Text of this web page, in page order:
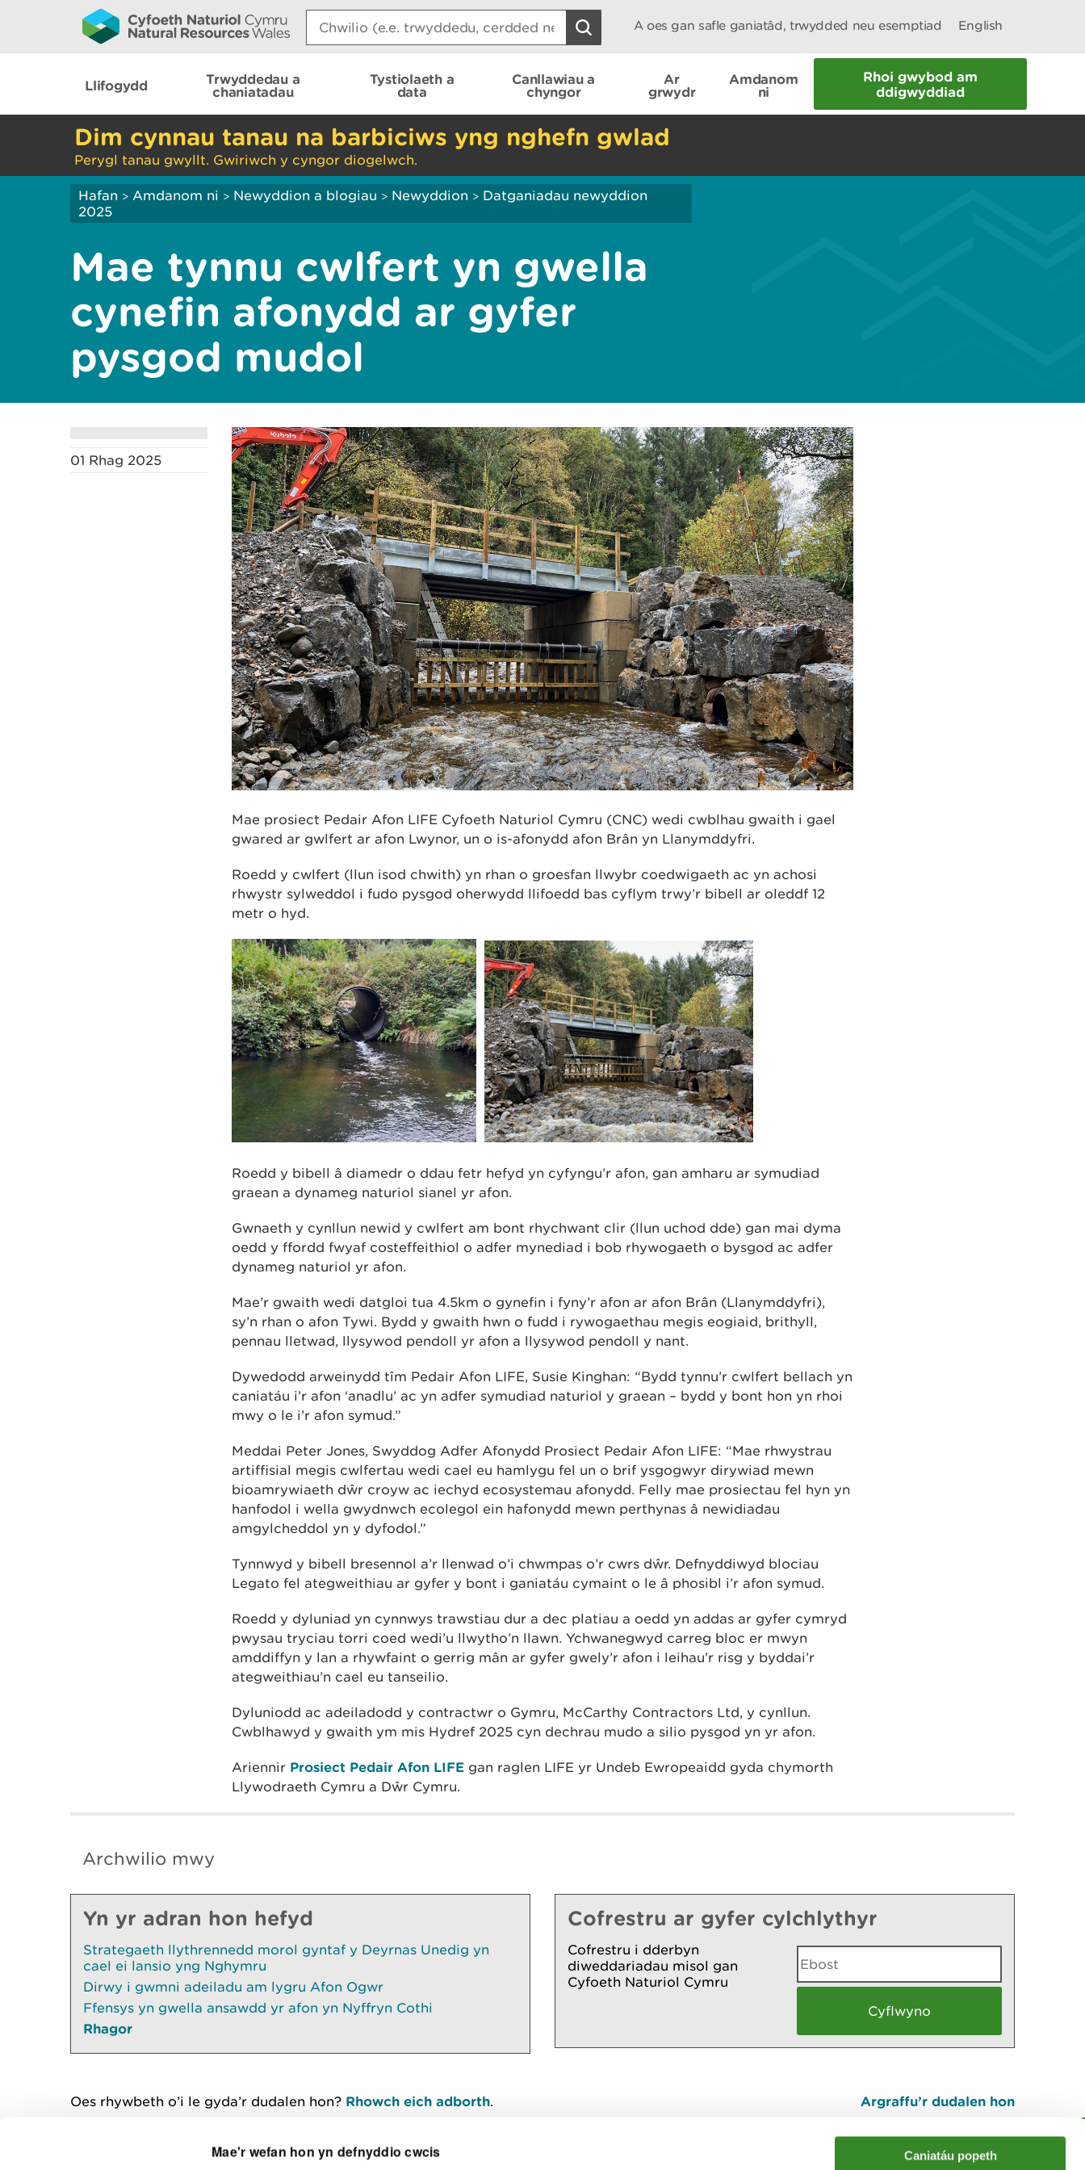
Mae'r wefan hon yn defnyddio cwcis Caniatáu popeth
Search:
A oes gan safle ganiatâd, trwydded neu esemptiad English
Llifogydd
Trwyddedau a
chaniatadau
Tystiolaeth a
data
Canllawiau a
chyngor
Ar
grwydr
Amdanom
ni
Rhoi gwybod am
ddigwyddiad
Dim cynnau tanau na barbiciws yng nghefn gwlad
Perygl tanau gwyllt. Gwiriwch y cyngor diogelwch.
Hafan > Amdanom ni > Newyddion a blogiau > Newyddion > Datganiadau newyddion
2025
Mae tynnu cwlfert yn gwella
cynefin afonydd ar gyfer
pysgod mudol
01 Rhag 2025
Mae prosiect Pedair Afon LIFE Cyfoeth Naturiol Cymru (CNC) wedi cwblhau gwaith i gael
gwared ar gwlfert ar afon Lwynor, un o is-afonydd afon Brân yn Llanymddyfri.
Roedd y cwlfert (llun isod chwith) yn rhan o groesfan llwybr coedwigaeth ac yn achosi
rhwystr sylweddol i fudo pysgod oherwydd llifoedd bas cyflym trwy’r bibell ar oleddf 12
metr o hyd.
Roedd y bibell â diamedr o ddau fetr hefyd yn cyfyngu’r afon, gan amharu ar symudiad
graean a dynameg naturiol sianel yr afon.
Gwnaeth y cynllun newid y cwlfert am bont rhychwant clir (llun uchod dde) gan mai dyma
oedd y ffordd fwyaf costeffeithiol o adfer mynediad i bob rhywogaeth o bysgod ac adfer
dynameg naturiol yr afon.
Mae’r gwaith wedi datgloi tua 4.5km o gynefin i fyny’r afon ar afon Brân (Llanymddyfri),
sy’n rhan o afon Tywi. Bydd y gwaith hwn o fudd i rywogaethau megis eogiaid, brithyll,
pennau lletwad, llysywod pendoll yr afon a llysywod pendoll y nant.
Dywedodd arweinydd tîm Pedair Afon LIFE, Susie Kinghan: “Bydd tynnu’r cwlfert bellach yn
caniatáu i’r afon ‘anadlu’ ac yn adfer symudiad naturiol y graean – bydd y bont hon yn rhoi
mwy o le i’r afon symud.”
Meddai Peter Jones, Swyddog Adfer Afonydd Prosiect Pedair Afon LIFE: “Mae rhwystrau
artiffisial megis cwlfertau wedi cael eu hamlygu fel un o brif ysgogwyr dirywiad mewn
bioamrywiaeth dŵr croyw ac iechyd ecosystemau afonydd. Felly mae prosiectau fel hyn yn
hanfodol i wella gwydnwch ecolegol ein hafonydd mewn perthynas â newidiadau
amgylcheddol yn y dyfodol.”
Tynnwyd y bibell bresennol a’r llenwad o’i chwmpas o’r cwrs dŵr. Defnyddiwyd blociau
Legato fel ategweithiau ar gyfer y bont i ganiatáu cymaint o le â phosibl i’r afon symud.
Roedd y dyluniad yn cynnwys trawstiau dur a dec platiau a oedd yn addas ar gyfer cymryd
pwysau tryciau torri coed wedi’u llwytho’n llawn. Ychwanegwyd carreg bloc er mwyn
amddiffyn y lan a rhywfaint o gerrig mân ar gyfer gwely’r afon i leihau’r risg y byddai’r
ategweithiau’n cael eu tanseilio.
Dyluniodd ac adeiladodd y contractwr o Gymru, McCarthy Contractors Ltd, y cynllun.
Cwblhawyd y gwaith ym mis Hydref 2025 cyn dechrau mudo a silio pysgod yn yr afon.
Ariennir Prosiect Pedair Afon LIFE gan raglen LIFE yr Undeb Ewropeaidd gyda chymorth
Llywodraeth Cymru a Dŵr Cymru.
Archwilio mwy
Yn yr adran hon hefyd
Strategaeth llythrennedd morol gyntaf y Deyrnas Unedig yn
cael ei lansio yng Nghymru
Dirwy i gwmni adeiladu am lygru Afon Ogwr
Ffensys yn gwella ansawdd yr afon yn Nyffryn Cothi
Rhagor
Cofrestru ar gyfer cylchlythyr
Cofrestru i dderbyn
diweddariadau misol gan
Cyfoeth Naturiol Cymru
Oes rhywbeth o’i le gyda’r dudalen hon? Rhowch eich adborth. Argraffu’r dudalen hon
I fyny